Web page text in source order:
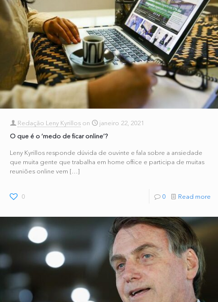
Redação Leny Kyrillos on
janeiro 22, 2021
O que é o ‘medo de ficar online’?
Leny Kyrillos responde dúvida de ouvinte e fala sobre a ansiedade
que muita gente que trabalha em home office e participa de muitas
reuniões online vem […]
0 0 Read more